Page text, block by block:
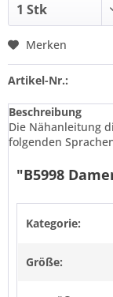
Merken
Artikel-Nr.:
Beschreibung
Die Nähanleitung
folgenden
"B5998
Kategorie:
Größe: